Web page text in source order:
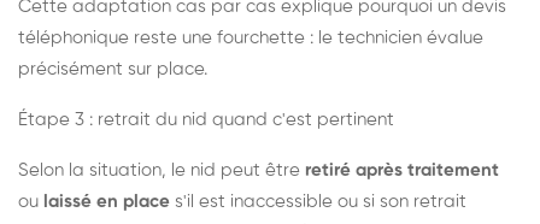
Cette adaptation cas par cas explique pourquoi un devis
téléphonique reste une fourchette : le technicien évalue
précisément sur place.
Étape 3 : retrait du nid quand c'est pertinent
Selon la situation, le nid peut être retiré après traitement
ou laissé en place s'il est inaccessible ou si son retrait